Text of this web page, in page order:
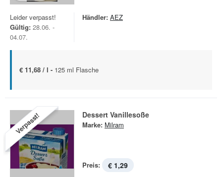
Leider verpasst!
Gültig: 28.06. -
04.07.
Händler: AEZ
€ 11,68 / l - 125 ml Flasche
Verpasst! Dessert Vanillesoße
Marke: Milram
Preis: € 1,29